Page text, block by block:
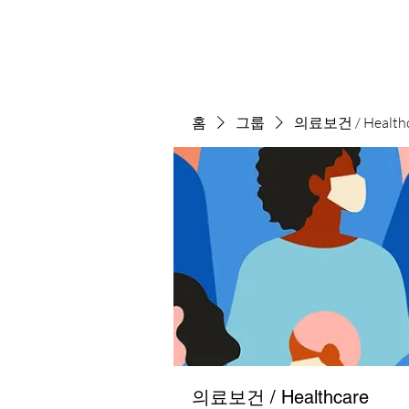
홈 그룹 의료보건 /
의료보건 / Healthcare